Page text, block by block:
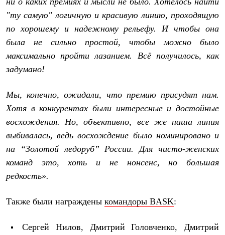
Лёгкая одежда
Рубашки
Футболки
Толстовки
Брюки
Теплое термобелье
Среднее термобелье
Куртки
Брюки
Детская одежда
Утепленная пухом
Комбинезоны
Куртки
Брюки
Утепленная синтетикой
Комбинезоны
Куртки
Лёгкая одежда
Брюки
"ту самую" логичную и красивую линию, проходящую
по хорошему и надежному рельефу. И чтобы она
была не сильно простой, чтобы можно было
максимально пройти лазанием. Всё получилось, как
задумано!
Мы, конечно, ожидали, что премию присудят нам.
Хотя в конкурентах были интересные и достойные
восхождения. Но, объективно, все же наша линия
выбивалась, ведь восхождение было номинировано и
на “Золотой ледоруб” России. Для чисто-женских
команд это, хоть и не нонсенс, но большая
редкость».
Также были награждены командоры BASK:
Сергей Нилов, Дмитрий Головченко, Дмитрий